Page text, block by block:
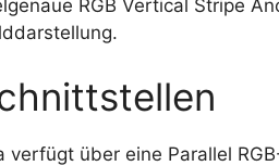
RGB Vertical Stripe
verfügt über eine Parallel